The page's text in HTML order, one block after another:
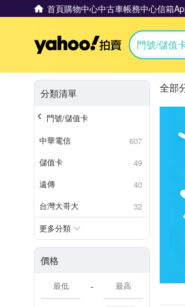
首頁購物中心中古車帳務中心信箱
Yahoo拍賣
門號/儲值
分類清單
門號/儲值卡
中華電信
607
儲值卡
49
遠傳
40
台灣大哥大
32
更多分類
價格
-